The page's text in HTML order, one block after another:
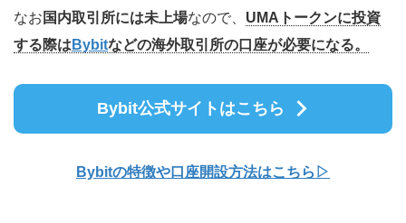
なお 国内取引所には未上場なので、 UMAトークンに投資
する際は Bybitなどの海外取引所の口座が必要になる。
Bybit公式サイトはこちら
Bybitの特徴や口座開設方法はこちら▷